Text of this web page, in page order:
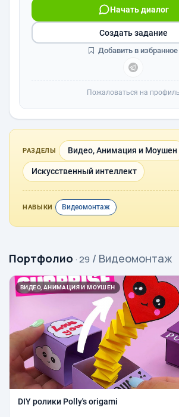
Начать диалог
Создать задание
Добавить в избранное
Пожаловаться на профиль
РАЗДЕЛЫ Видео, Анимация и Моушен
Искусственный интеллект
НАВЫКИ Видеомонтаж
Портфолио · 29 / Видеомонтаж
ВИДЕО, АНИМАЦИЯ И МОУШЕН
DIY ролики Polly's origami